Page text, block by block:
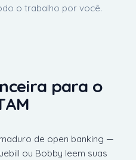
o trabalho por você.
para o
de open banking —
ou Bobby leem suas